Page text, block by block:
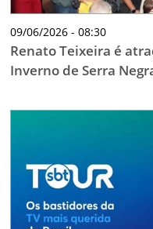
09/06/2026 - 08:30
Renato Teixeira é
Inverno de Serra